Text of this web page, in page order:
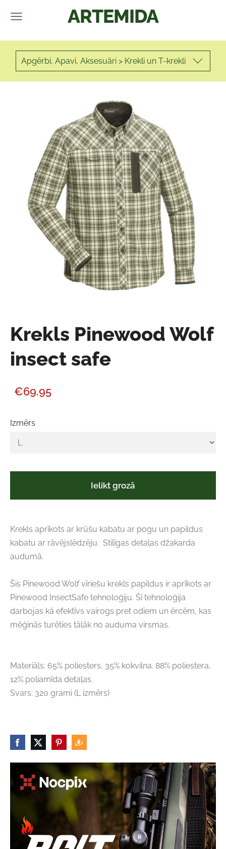
ARTEMIDA
Apgērbi, Apavi, Aksesuāri > Krekli un T-krekli
Krekls Pinewood Wolf
insect safe
€69.95
Izmērs
Ielikt grozā
Krekls aprīkots ar krūšu kabatu ar pogu un papildus
kabatu ar rāvējslēdzēju. Stilīgas detaļas džakarda
audumā.
Šis Pinewood Wolf vīriešu krekls papildus ir aprīkots ar
Pinewood InsectSafe tehnoloģiju. Šī tehnoloģija
darbojas kā efektīvs vairogs pret odiem un ērcēm, kas
mēģinās turēties tālāk no auduma virsmas.
Materiāls: 65% poliesters, 35% kokvilna. 88% poliestera,
12% poliamīda detaļas.
Svars: 320 grami (L izmērs)